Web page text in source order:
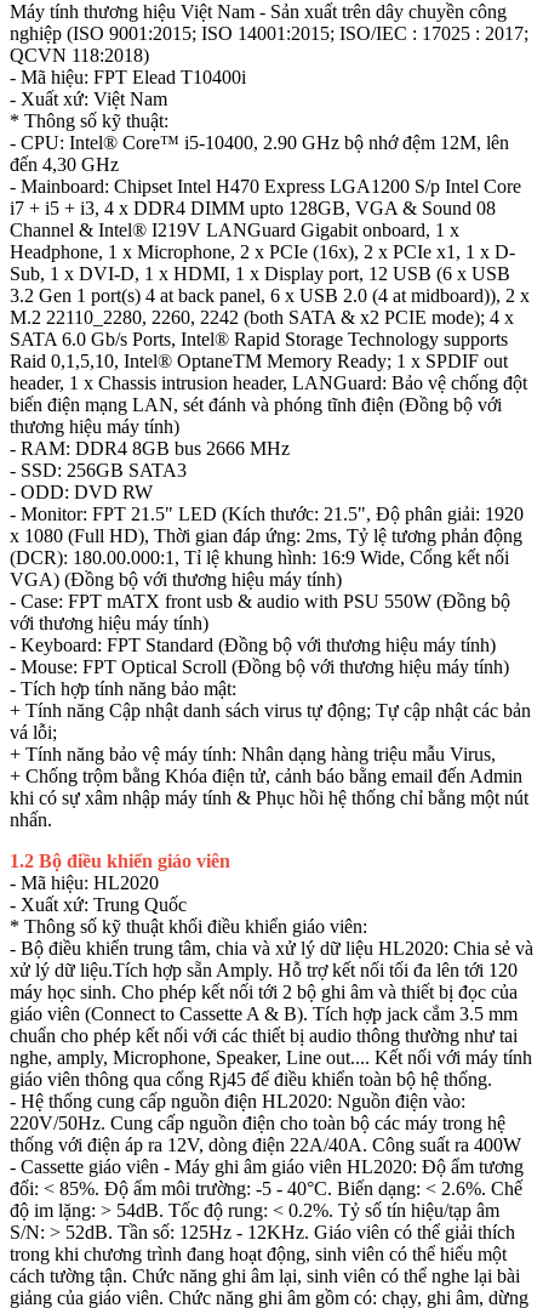
Máy tính thương hiệu Việt Nam - Sản xuất trên dây chuyền công
nghiệp (ISO 9001:2015; ISO 14001:2015; ISO/IEC : 17025 : 2017;
QCVN 118:2018)
- Mã hiệu: FPT Elead T10400i
- Xuất xứ: Việt Nam
* Thông số kỹ thuật:
- CPU: Intel® Core™ i5-10400, 2.90 GHz bộ nhớ đệm 12M, lên
đến 4,30 GHz
- Mainboard: Chipset Intel H470 Express LGA1200 S/p Intel Core
i7 + i5 + i3, 4 x DDR4 DIMM upto 128GB, VGA & Sound 08
Channel & Intel® I219V LANGuard Gigabit onboard, 1 x
Headphone, 1 x Microphone, 2 x PCIe (16x), 2 x PCIe x1, 1 x D-
Sub, 1 x DVI-D, 1 x HDMI, 1 x Display port, 12 USB (6 x USB
3.2 Gen 1 port(s) 4 at back panel, 6 x USB 2.0 (4 at midboard)), 2 x
M.2 22110_2280, 2260, 2242 (both SATA & x2 PCIE mode); 4 x
SATA 6.0 Gb/s Ports, Intel® Rapid Storage Technology supports
Raid 0,1,5,10, Intel® OptaneTM Memory Ready; 1 x SPDIF out
header, 1 x Chassis intrusion header, LANGuard: Bảo vệ chống đột
biến điện mạng LAN, sét đánh và phóng tĩnh điện (Đồng bộ với
thương hiệu máy tính)
- RAM: DDR4 8GB bus 2666 MHz
- SSD: 256GB SATA3
- ODD: DVD RW
- Monitor: FPT 21.5" LED (Kích thước: 21.5", Độ phân giải: 1920
x 1080 (Full HD), Thời gian đáp ứng: 2ms, Tỷ lệ tương phản động
(DCR): 180.00.000:1, Tỉ lệ khung hình: 16:9 Wide, Cổng kết nối
VGA) (Đồng bộ với thương hiệu máy tính)
- Case: FPT mATX front usb & audio with PSU 550W (Đồng bộ
với thương hiệu máy tính)
- Keyboard: FPT Standard (Đồng bộ với thương hiệu máy tính)
- Mouse: FPT Optical Scroll (Đồng bộ với thương hiệu máy tính)
- Tích hợp tính năng bảo mật:
+ Tính năng Cập nhật danh sách virus tự động; Tự cập nhật các bản
vá lỗi;
+ Tính năng bảo vệ máy tính: Nhân dạng hàng triệu mẫu Virus,
+ Chống trộm bằng Khóa điện tử, cảnh báo bằng email đến Admin
khi có sự xâm nhập máy tính & Phục hồi hệ thống chỉ bằng một nút
nhấn.
1.2 Bộ điều khiển giáo viên
- Mã hiệu: HL2020
- Xuất xứ: Trung Quốc
* Thông số kỹ thuật khối điều khiển giáo viên:
- Bộ điều khiển trung tâm, chia và xử lý dữ liệu HL2020: Chia sẻ và
xử lý dữ liệu.Tích hợp sẵn Amply. Hỗ trợ kết nối tối đa lên tới 120
máy học sinh. Cho phép kết nối tới 2 bộ ghi âm và thiết bị đọc của
giáo viên (Connect to Cassette A & B). Tích hợp jack cắm 3.5 mm
chuẩn cho phép kết nối với các thiết bị audio thông thường như tai
nghe, amply, Microphone, Speaker, Line out.... Kết nối với máy tính
giáo viên thông qua cổng Rj45 để điều khiển toàn bộ hệ thống.
- Hệ thống cung cấp nguồn điện HL2020: Nguồn điện vào:
220V/50Hz. Cung cấp nguồn điện cho toàn bộ các máy trong hệ
thống với điện áp ra 12V, dòng điện 22A/40A. Công suất ra 400W
- Cassette giáo viên - Máy ghi âm giáo viên HL2020: Độ ẩm tương
đối: < 85%. Độ ẩm môi trường: -5 - 40°C. Biến dạng: < 2.6%. Chế
độ im lặng: > 54dB. Tốc độ rung: < 0.2%. Tỷ số tín hiệu/tạp âm
S/N: > 52dB. Tần số: 125Hz - 12KHz. Giáo viên có thể giải thích
trong khi chương trình đang hoạt động, sinh viên có thể hiểu một
cách tường tận. Chức năng ghi âm lại, sinh viên có thể nghe lại bài
giảng của giáo viên. Chức năng ghi âm gồm có: chạy, ghi âm, dừng